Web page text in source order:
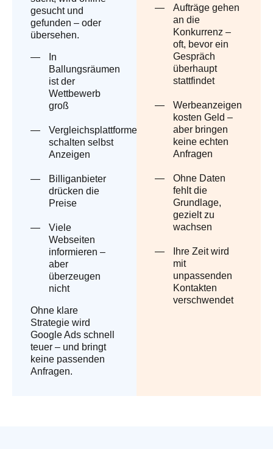
gesucht und
gefunden – oder
übersehen.
In
Ballungsräumen
ist der
Wettbewerb
groß
Vergleichsplattformen
schalten selbst
Anzeigen
Billiganbieter
drücken die
Preise
Viele
Webseiten
informieren –
aber
überzeugen
nicht
Ohne klare
Strategie wird
Google Ads schnell
teuer – und bringt
keine passenden
Anfragen.
Aufträge gehen
an die
Konkurrenz –
oft, bevor ein
Gespräch
überhaupt
stattfindet
Werbeanzeigen
kosten Geld –
aber bringen
keine echten
Anfragen
Ohne Daten
fehlt die
Grundlage,
gezielt zu
wachsen
Ihre Zeit wird
mit
unpassenden
Kontakten
verschwendet